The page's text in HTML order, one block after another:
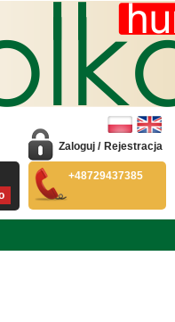
Zaloguj / Rejestracja
+48729437385